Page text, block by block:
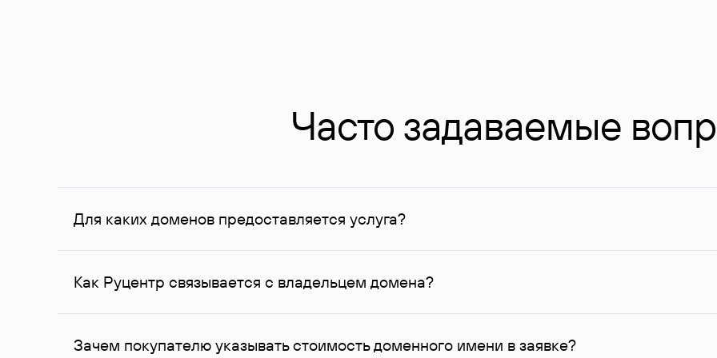
Часто задаваемые
Для каких доменов предоставляется услуга?
Услуга доступна для доменов, зарегистрированных в Руцентре и у других регистраторов. Для доменов,
Как Руцентр связывается с владельцем домена?
Для связи с владельцем домена используются его контактные данные, доступные Руцентру.
Зачем покупателю указывать стоимость доменного имени в заявке?